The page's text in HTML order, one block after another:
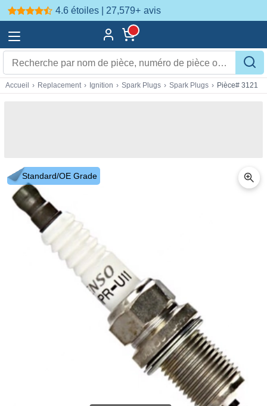
4.6 étoiles | 27,579+ avis
Accueil › Replacement › Ignition › Spark Plugs › Spark Plugs › Pièce# 3121
Standard/OE Grade